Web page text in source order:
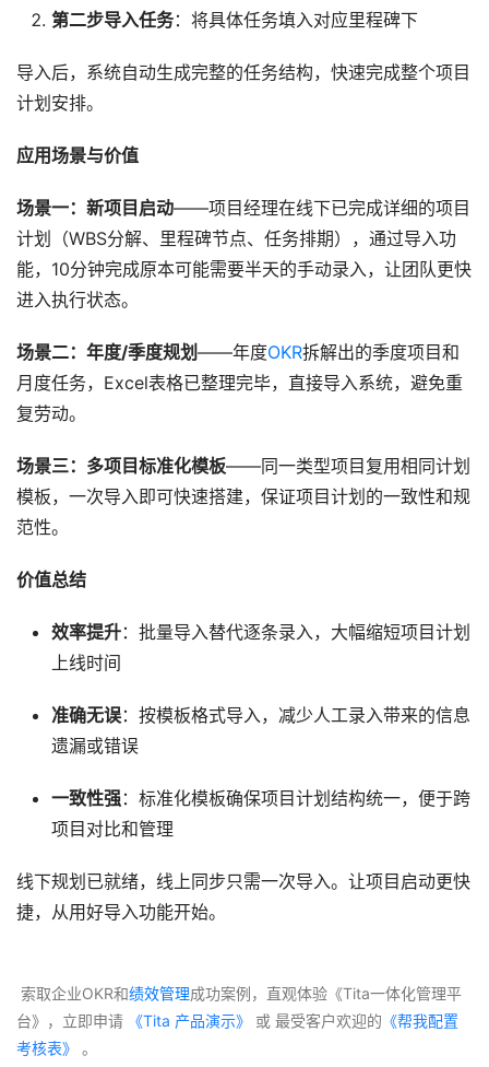
第二步导入任务：将具体任务填入对应里程碑下
导入后，系统自动生成完整的任务结构，快速完成整个项目
计划安排。
应用场景与价值
场景一：新项目启动——项目经理在线下已完成详细的项目
计划（WBS分解、里程碑节点、任务排期），通过导入功
能，10分钟完成原本可能需要半天的手动录入，让团队更快
进入执行状态。
场景二：年度/季度规划——年度OKR拆解出的季度项目和
月度任务，Excel表格已整理完毕，直接导入系统，避免重
复劳动。
场景三：多项目标准化模板——同一类型项目复用相同计划
模板，一次导入即可快速搭建，保证项目计划的一致性和规
范性。
价值总结
效率提升：批量导入替代逐条录入，大幅缩短项目计划
上线时间
准确无误：按模板格式导入，减少人工录入带来的信息
遗漏或错误
一致性强：标准化模板确保项目计划结构统一，便于跨
项目对比和管理
线下规划已就绪，线上同步只需一次导入。让项目启动更快
捷，从用好导入功能开始。
索取企业OKR和绩效管理成功案例，直观体验《Tita一体化管理平
台》，立即申请 《Tita 产品演示》 或 最受客户欢迎的 《帮我配置
考核表》
。